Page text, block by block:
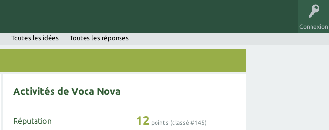
Connexion
Toutes les idées Toutes les réponses
Activités de Voca Nova
Réputation 12 points (classé #145)